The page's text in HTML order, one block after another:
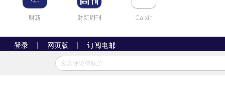
财新 财新周刊 Caixin
登录 网页版 订阅电邮
Copyright 财新网 All Rights Reserved
发表评论得积分